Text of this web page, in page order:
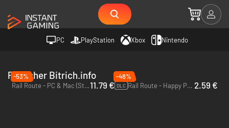
PC PlayStation Xbox Nintendo
Publisher Bitrich.info
-53%
Rail Route - PC & Mac (Steam)11.79 €
-48%
DLC Rail Route - Happy Passengers - PC & Mac (Steam) 2.59 €